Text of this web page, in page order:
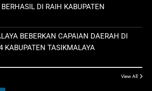
DI RAIH KABUPATEN
BEBERKAN CAPAIAN DAERAH DI
KABUPATEN TASIKMALAYA
View All